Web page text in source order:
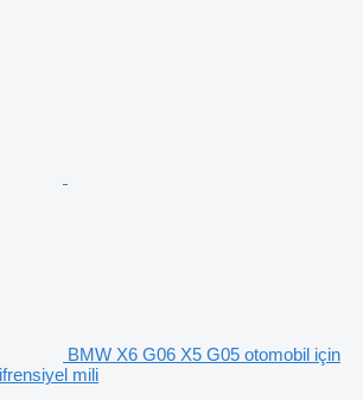
BMW X6 G06 X5 G05 otomobil için
mili